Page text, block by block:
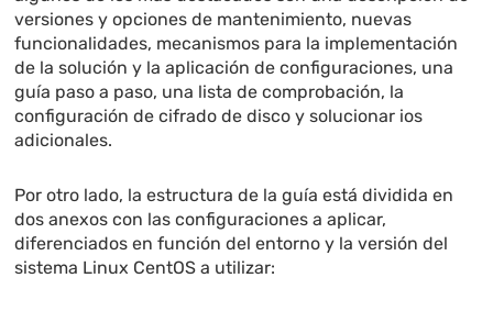
versiones y opciones de mantenimiento, nuevas
funcionalidades, mecanismos para la implementación
de la solución y la aplicación de configuraciones, una
guía paso a paso, una lista de comprobación, la
configuración de cifrado de disco y solucionar ios
adicionales.
Por otro lado, la estructura de la guía está dividida en
dos anexos con las configuraciones a aplicar,
diferenciados en función del entorno y la versión del
sistema Linux CentOS a utilizar: